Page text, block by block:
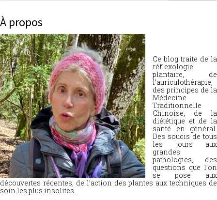
À propos
Ce blog traite de la
réflexologie
plantaire, de
l’auriculothérapie,
des principes de la
Médecine
Traditionnelle
Chinoise, de la
diététique et de la
santé en général.
Des soucis de tous
les jours aux
grandes
pathologies, des
questions que l’on
se pose aux
découvertes récentes, de l’action des plantes aux techniques de
soin les plus insolites.